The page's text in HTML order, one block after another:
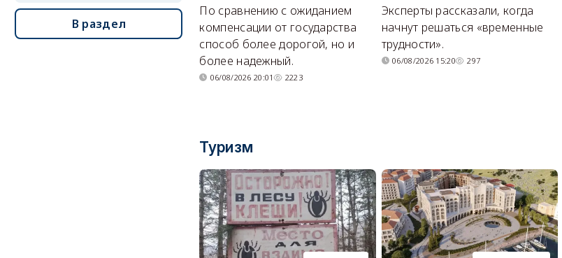
По сравнению с ожиданием
компенсации от государства
способ более дорогой, но и
более надежный.
06/08/2026 20:01 2223
Эксперты рассказали, когда
начнут решаться «временные
трудности».
06/08/2026 15:20 297
Туризм
В раздел